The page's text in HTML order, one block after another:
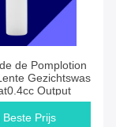
de Pomplotion
Gezichtswas
Output
Beste Prijs